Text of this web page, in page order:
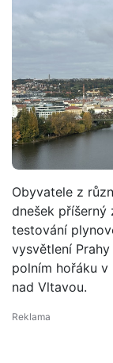
Obyvatele z
dnešek příšerný
testování
vysvětlení
polním hořáku v
nad Vltavou.